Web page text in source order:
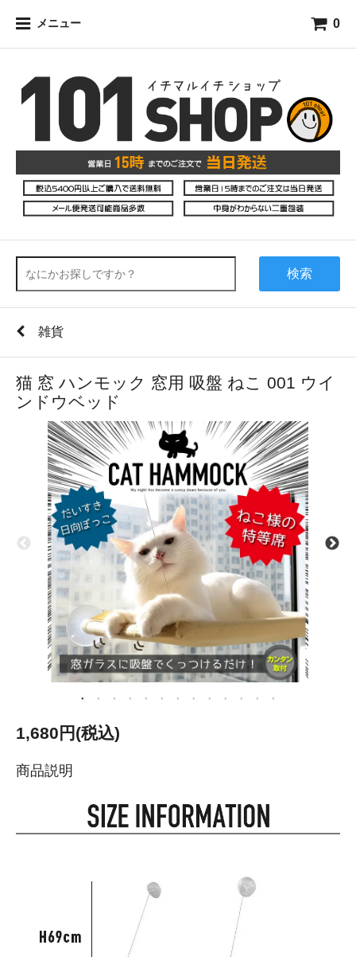
メニュー 0
検索
雑貨
猫 窓 ハンモック 窓用 吸盤 ねこ 001 ウイ
ンドウベッド
1,680円(税込)
商品説明